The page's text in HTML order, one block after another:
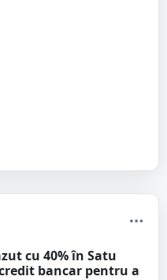
cu 40% în Satu
bancar pentru a